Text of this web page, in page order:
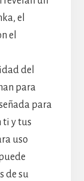
el
el
del
para
para
ti y tus
uso
de su